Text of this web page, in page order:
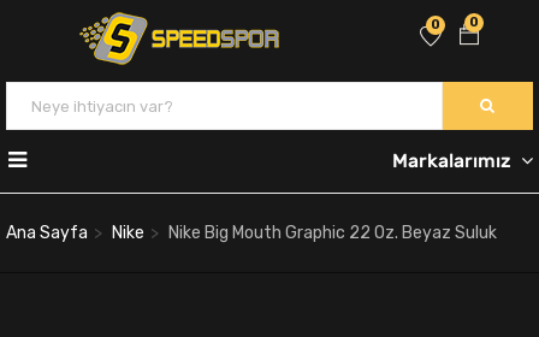
0
0
Markalarımız
Ana Sayfa Nike Nike Big Mouth Graphic 22 Oz. Beyaz Suluk